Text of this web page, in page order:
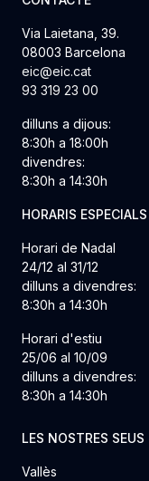
Via Laietana, 39.
08003 Barcelona
eic@eic.cat
93 319 23 00
dilluns a dijous:
8:30h a 18:00h
divendres:
8:30h a 14:30h
HORARIS ESPECIALS
Horari de Nadal
24/12 al 31/12
dilluns a divendres:
8:30h a 14:30h
Horari d'estiu
25/06 al 10/09
dilluns a divendres:
8:30h a 14:30h
LES NOSTRES SEUS
Vallès